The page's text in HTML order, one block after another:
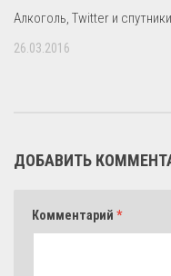
Алкоголь, Twitter и спутники
26.03.2016
ДОБАВИТЬ
Комментарий *